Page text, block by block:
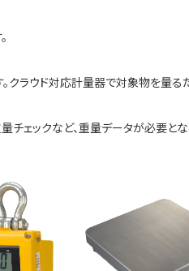
ラウド対応計量器で対象物を量る
ェックなど、重量データが必要と